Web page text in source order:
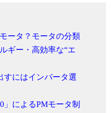
ータ？モータの分類
ギー・高効率な“エ
すにはインバータ選
」によるPMモータ制